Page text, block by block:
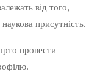
від того,
присутність.
провести